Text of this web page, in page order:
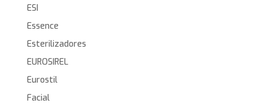
ESI
Essence
Esterilizadores
EUROSIREL
Eurostil
Facial